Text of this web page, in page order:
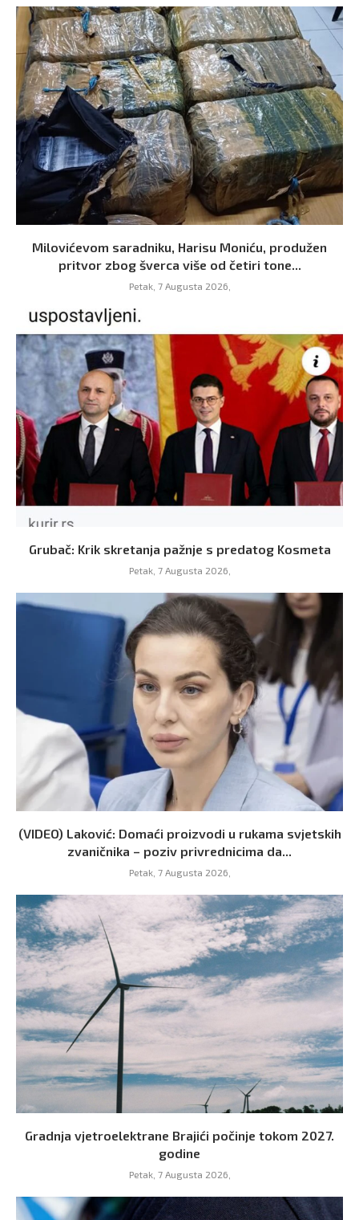
Milovićevom saradniku, Harisu Moniću, produžen
pritvor zbog šverca više od četiri tone...
Petak, 7 Augusta 2026,
Grubač: Krik skretanja pažnje s predatog Kosmeta
Petak, 7 Augusta 2026,
(VIDEO) Laković: Domaći proizvodi u rukama svjetskih
zvaničnika – poziv privrednicima da...
Petak, 7 Augusta 2026,
Gradnja vjetroelektrane Brajići počinje tokom 2027.
godine
Petak, 7 Augusta 2026,